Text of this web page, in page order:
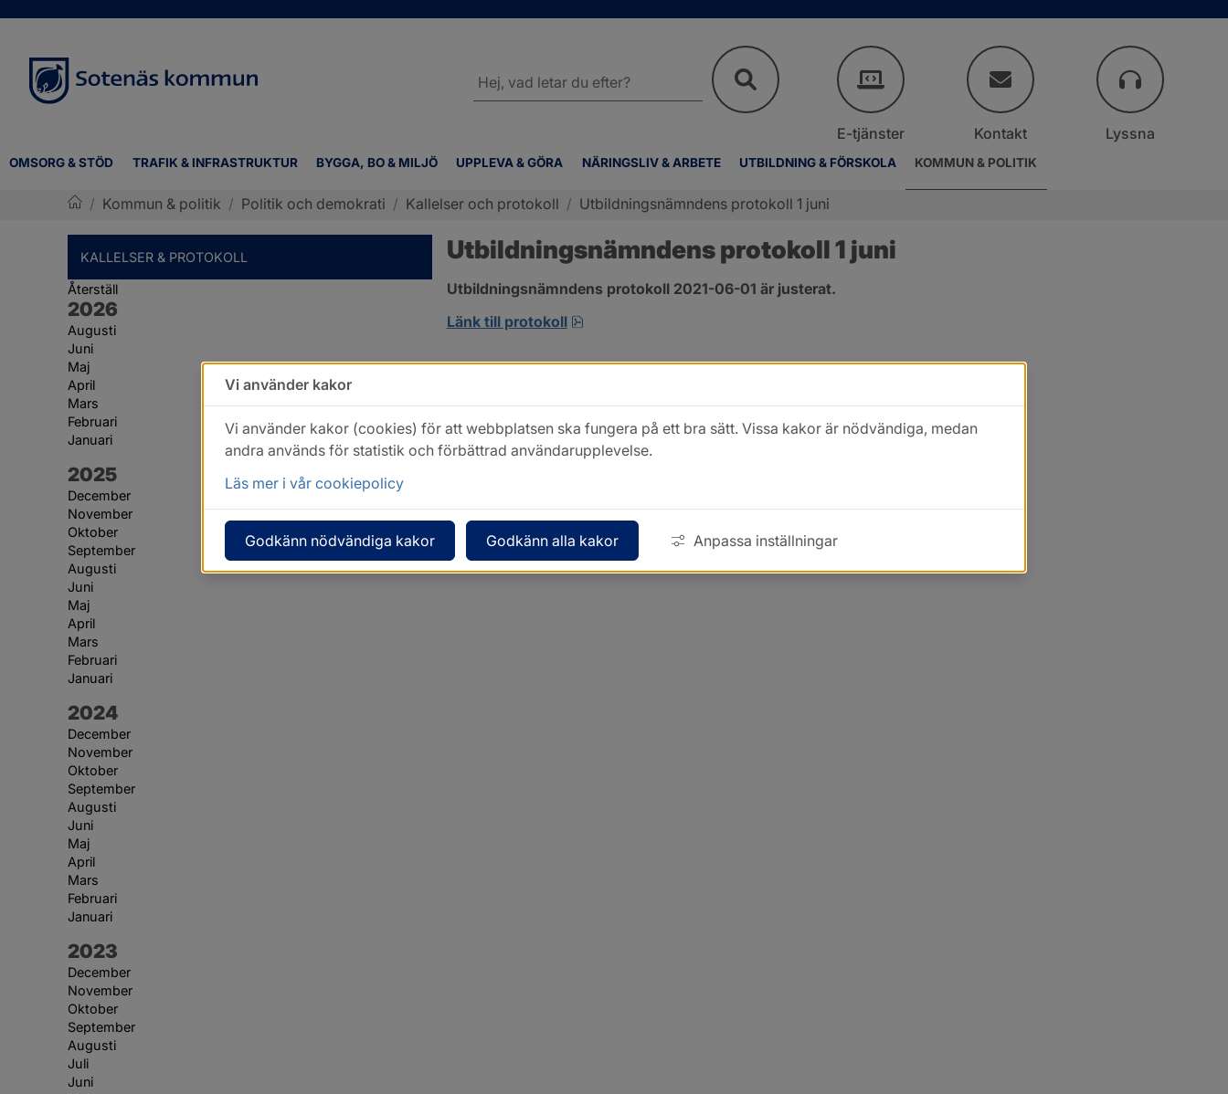
OMSORG & STÖD TRAFIK & INFRASTRUKTUR BYGGA, BO & MILJÖ UPPLEVA & GÖRA NÄRINGSLIV & ARBETE UTBILDNING & FÖRSKOLA KOMMUN & POLITIK
webbplatsen
E-tjänster Kontakt Lyssna
/ Kommun & politik / Politik och demokrati / Kallelser och protokoll / Utbildningsnämndens protokoll 1 juni
KALLELSER & PROTOKOLL
Återställ
År:
2026
Augusti
Juni
Maj
April
Mars
Februari
Januari
År:
2025
December
November
Oktober
September
Augusti
Juni
Maj
April
Mars
Februari
Januari
År:
2024
December
November
Oktober
September
Augusti
Juni
Maj
April
Mars
Februari
Januari
År:
2023
December
November
Oktober
September
Augusti
Juli
Juni
Utbildningsnämndens protokoll 1 juni
Utbildningsnämndens protokoll 2021-06-01 är justerat.
Länk till protokoll
pdf, 1.3 MB, öppnas i nytt fönster.
Vi använder kakor
Vi använder kakor (cookies) för att webbplatsen ska fungera på ett bra sätt. Vissa kakor är nödvändiga, medan
andra används för statistik och förbättrad användarupplevelse.
Läs mer i vår cookiepolicy
Godkänn nödvändiga kakor Godkänn alla kakor Anpassa inställningar